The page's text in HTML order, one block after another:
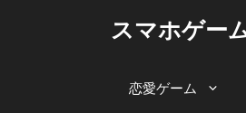
スマホゲー
恋愛ゲーム